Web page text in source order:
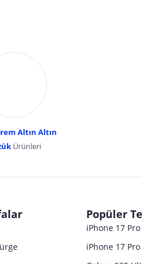
MERKEZ MAH LADİN SOK
Altın Altın
Ürünleri
Popüler
iPhone 17
iPhone 17 Pro